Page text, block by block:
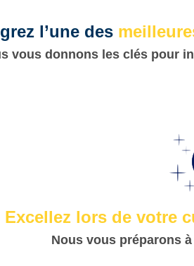
l’une des
vous donnons les clés pour
Excellez lors de votre
Nous vous préparons